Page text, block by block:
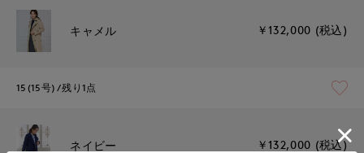
キャメル ￥132,000 (税込)
15(15号) 残り1点
ネイビー ￥132,000 (税込)